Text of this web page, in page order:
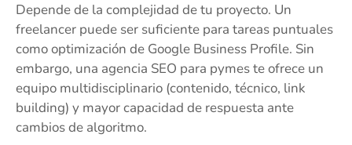
Depende de la complejidad de tu proyecto. Un
freelancer puede ser suficiente para tareas puntuales
como optimización de Google Business Profile. Sin
embargo, una agencia SEO para pymes te ofrece un
equipo multidisciplinario (contenido, técnico, link
building) y mayor capacidad de respuesta ante
cambios de algoritmo.